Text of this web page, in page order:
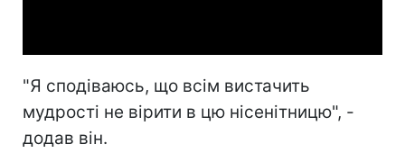
"Я сподіваюсь, що всім вистачить
мудрості не вірити в цю нісенітницю", -
додав він.